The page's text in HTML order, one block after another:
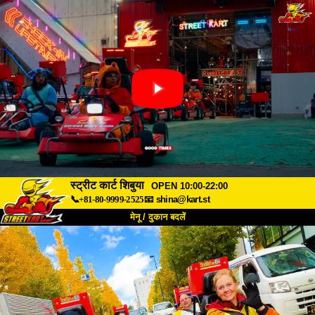
स्ट्रीट कार्ट शिबुया
OPEN 10:00-22:00
📞+81-80-9999-2525📧 shina@kart.st
मेनू / दुकान बदलें
TOP
हमारे बारे में विशेषताएँ कीमत
पहुंच वॉयस FAQ